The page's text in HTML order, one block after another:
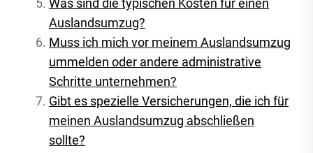
Was sind die typischen Kosten für einen
Auslandsumzug?
Muss ich mich vor meinem Auslandsumzug
ummelden oder andere administrative
Schritte unternehmen?
Gibt es spezielle Versicherungen, die ich für
meinen Auslandsumzug abschließen
sollte?